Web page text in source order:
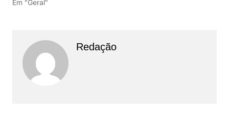
Em "Geral"
Redação